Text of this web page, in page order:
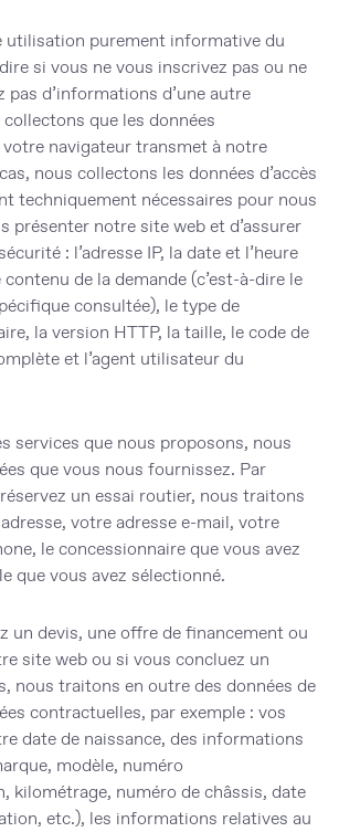
utilisation purement informative du
si vous ne vous inscrivez pas ou ne
d’informations d’une autre
que les données
navigateur transmet à notre
nous collectons les données d’accès
techniquement nécessaires pour nous
présenter notre site web et d’assurer
: l’adresse IP, la date et l’heure
de la demande (c’est-à-dire le
consultée), le type de
la version HTTP, la taille, le code de
et l’agent utilisateur du
services que nous proposons, nous
que vous nous fournissez. Par
un essai routier, nous traitons
votre adresse e-mail, votre
le concessionnaire que vous avez
que vous avez sélectionné.
un devis, une offre de financement ou
site web ou si vous concluez un
nous traitons en outre des données de
contractuelles, par exemple : vos
date de naissance, des informations
modèle, numéro
kilométrage, numéro de châssis, date
etc.), les informations relatives au